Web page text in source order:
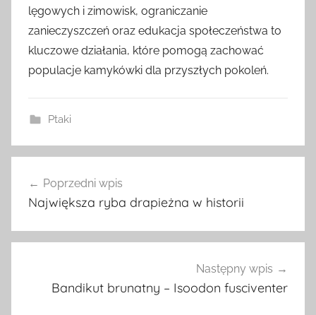
lęgowych i zimowisk, ograniczanie
zanieczyszczeń oraz edukacja społeczeństwa to
kluczowe działania, które pomogą zachować
populacje kamykówki dla przyszłych pokoleń.
Ptaki
wpisu
Poprzedni wpis
Największa ryba drapieżna w historii
Następny wpis
Bandikut brunatny – Isoodon fusciventer